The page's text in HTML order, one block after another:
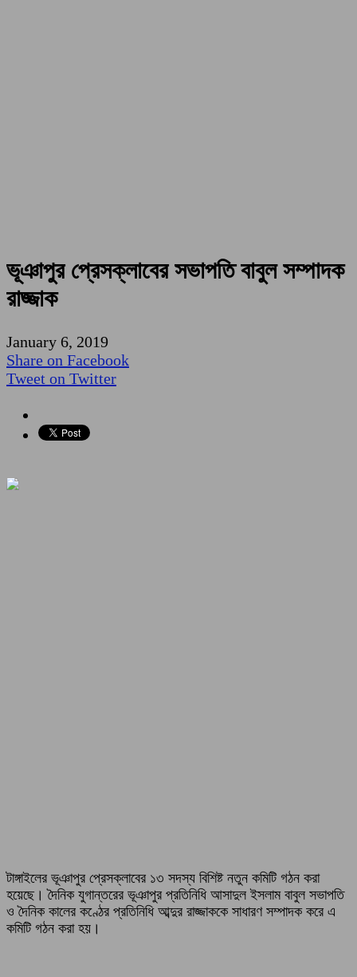
ভূঞাপুর প্রেসক্লাবের সভাপতি বাবুল সম্পাদক
রাজ্জাক
January 6, 2019
Share on Facebook
Tweet on Twitter
টাঙ্গাইলের ভূঞাপুর প্রেসক্লাবের ১৩ সদস্য বিশিষ্ট নতুন কমিটি গঠন করা
হয়েছে। দৈনিক যুগান্তরের ভূঞাপুর প্রতিনিধি আসাদুল ইসলাম বাবুল সভাপতি
ও দৈনিক কালের কণ্ঠের প্রতিনিধি আব্দুর রাজ্জাককে সাধারণ সম্পাদক করে এ
কমিটি গঠন করা হয়।